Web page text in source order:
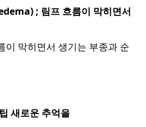
; 림프 흐름이 막히면서
막히면서 생기는 부종과 순
팁 새로운 추억을